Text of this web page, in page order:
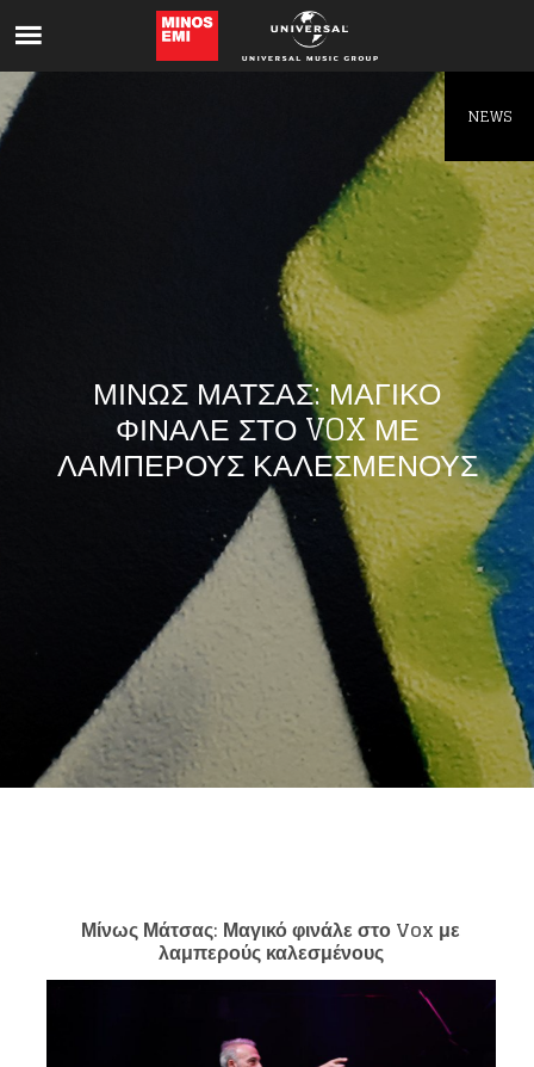
ΜΙΝΩΣ ΜΑΤΣΑΣ: ΜΑΓΙΚΟ
ΦΙΝΑΛΕ ΣΤΟ VOX ΜΕ
ΛΑΜΠΕΡΟΥΣ ΚΑΛΕΣΜΕΝΟΥΣ
Μίνως Μάτσας: Μαγικό φινάλε στοVox με
λαμπερούς καλεσμένους
NEWS
Like being first?
Get news from your favorite artists before
everyone else.